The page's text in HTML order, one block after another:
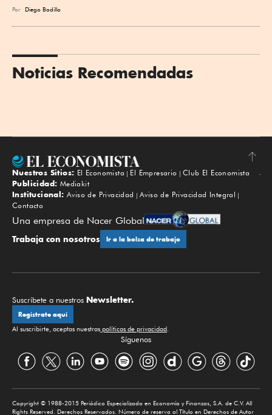
Por Diego Badillo
Noticias Recomendadas
Subir
Nuestros Sitios: El Economista El Empresario
Club El Economista
Publicidad: Mediakit
Institucional: Aviso de Privacidad
Aviso de Privacidad Integral
Contacto
Una empresa de Nacer Global
Trabaja con nosotros Ir a la bolsa de trabajo
Suscríbete a nuestros Newsletter.
Regístrate aquí
Al suscribirte, aceptas nuestras políticas de privacidad.
Síguenos
Copyright © 1988-2015 Periódico Especializado en Economía y Finanzas, S.A. de C.V. All
Rights Reserved. Derechos Reservados. Número de reserva al Título en Derechos de Autor